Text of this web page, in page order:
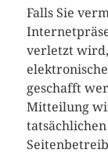
Falls Sie
verletzt
geschafft
Mitteilung